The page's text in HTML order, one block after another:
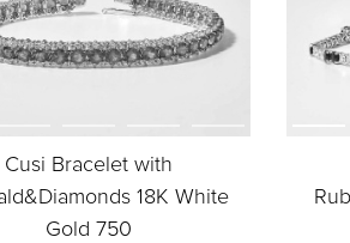
Cusi Bracelet with
18K White
Gold 750